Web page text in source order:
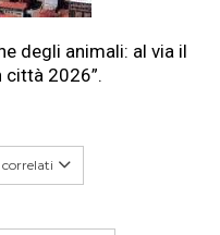
degli animali: al via il
città 2026”.